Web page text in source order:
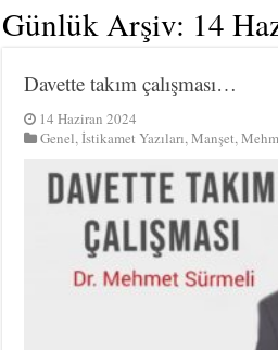
Günlük Arşiv: 14
Davette takım çalışması…
14 Haziran 2024
Genel,İstikamet Yazıları,Manşet,